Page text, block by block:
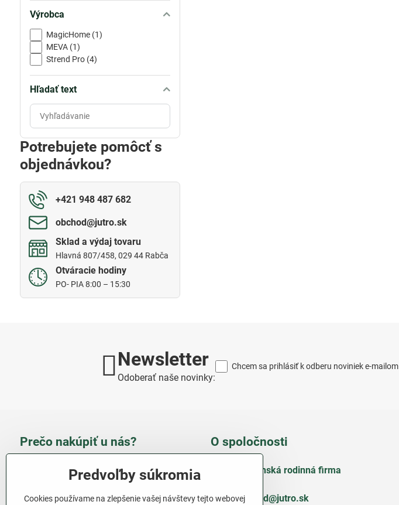
Výrobca
MagicHome (1)
MEVA (1)
Strend Pro (4)
Hľadať text
Prehľadať
výsledky
filtra
fulltextom
Potrebujete pomôcť s
objednávkou?
+421 948 487 682
obchod​@jutro​.sk
Sklad a výdaj tovaru
Hlavná 807/458, 029 44 Rabča
Otváracie hodiny
PO- PIA 8:00 – 15:30
Newsletter
Odoberať naše novinky:
Chcem sa prihlásiť k odberu noviniek e-mailom
Prečo nakúpiť u nás?
Takmer 100 % spokojných
zákazníkov
O spoločnosti
Slovenská rodinná firma
obchod​@jutro​.sk
Predvoľby súkromia
Cookies používame na zlepšenie vašej návštevy tejto webovej